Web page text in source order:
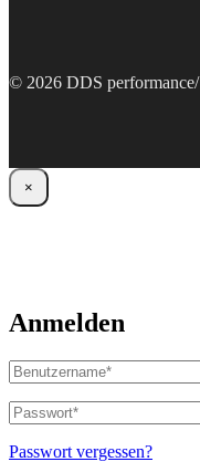
© 2026 DDS performance/
×
Anmelden
Benutzername
oder
E-
Mail-
Adresse*
Passwort*
Erforderlich
Passwort vergessen?